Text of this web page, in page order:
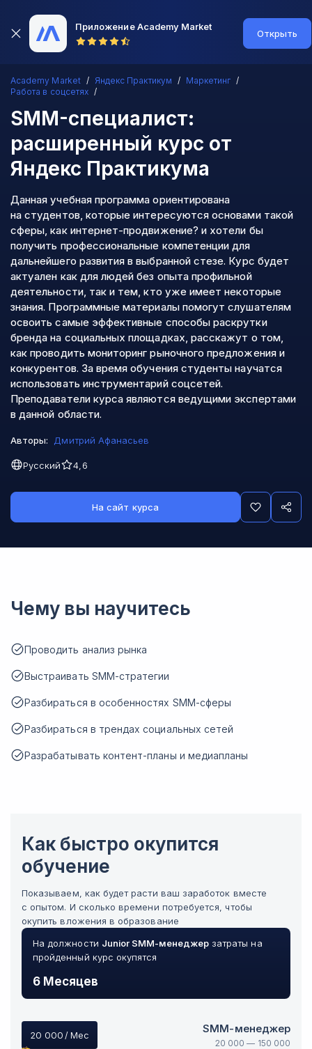
Приложение Academy Market
Открыть
Academy Market Яндекс Практикум
Маркетинг
Работа в соцсетях
SMM-специалист:
расширенный курс от
Яндекс Практикума
Данная учебная программа ориентирована
на студентов, которые интересуются основами такой
сферы, как интернет-продвижение? и хотели бы
получить профессиональные компетенции для
дальнейшего развития в выбранной стезе. Курс будет
актуален как для людей без опыта профильной
деятельности, так и тем, кто уже имеет некоторые
знания. Программные материалы помогут слушателям
освоить самые эффективные способы раскрутки
бренда на социальных площадках, расскажут о том,
как проводить мониторинг рыночного предложения и
конкурентов. За время обучения студенты научатся
использовать инструментарий соцсетей.
Преподаватели курса являются ведущими экспертами
в данной области.
Авторы: Дмитрий Афанасьев
Русский 4,6
На сайт курса
Чему вы научитесь
Проводить анализ рынка
Выстраивать SMM-стратегии
Разбираться в особенностях SMM-сферы
Разбираться в трендах социальных сетей
Разрабатывать контент-планы и медиапланы
Как быстро окупится
обучение
Показываем, как будет расти ваш заработок вместе
с опытом. И сколько времени потребуется, чтобы
окупить вложения в образование
На должности Junior SMM-менеджерзатраты на
пройденный курс окупятся
6 Месяцев
20 000 / Мес SMM-менеджер
20 000 — 150 000